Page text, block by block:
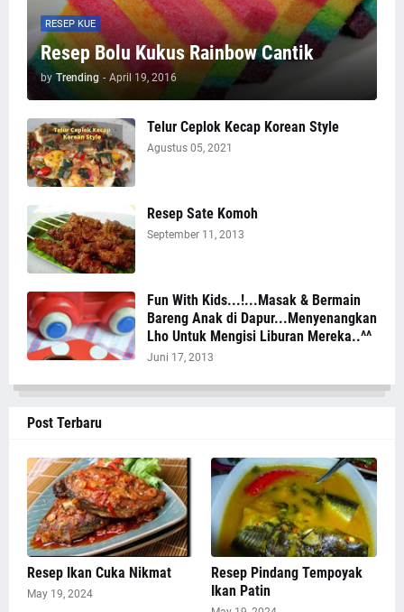
RESEP KUE
Resep Bolu Kukus Rainbow Cantik
by Trending - April 19, 2016
Telur Ceplok Kecap Korean Style
Agustus 05, 2021
Resep Sate Komoh
September 11, 2013
Fun With Kids...!...Masak & Bermain
Bareng Anak di Dapur...Menyenangkan
Lho Untuk Mengisi Liburan Mereka..^^
Juni 17, 2013
Post Terbaru
Resep Ikan Cuka Nikmat
May 19, 2024
Resep Pindang Tempoyak
Ikan Patin